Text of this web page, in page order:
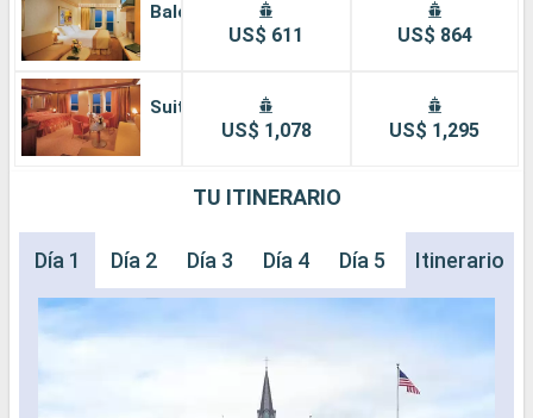
Balcón
Suite
US$ 611
US$ 1,078
US$ 864
US$ 1,295
TU ITINERARIO
Día 1 Día 2 Día 3 Día 4 Día 5 Itinerario